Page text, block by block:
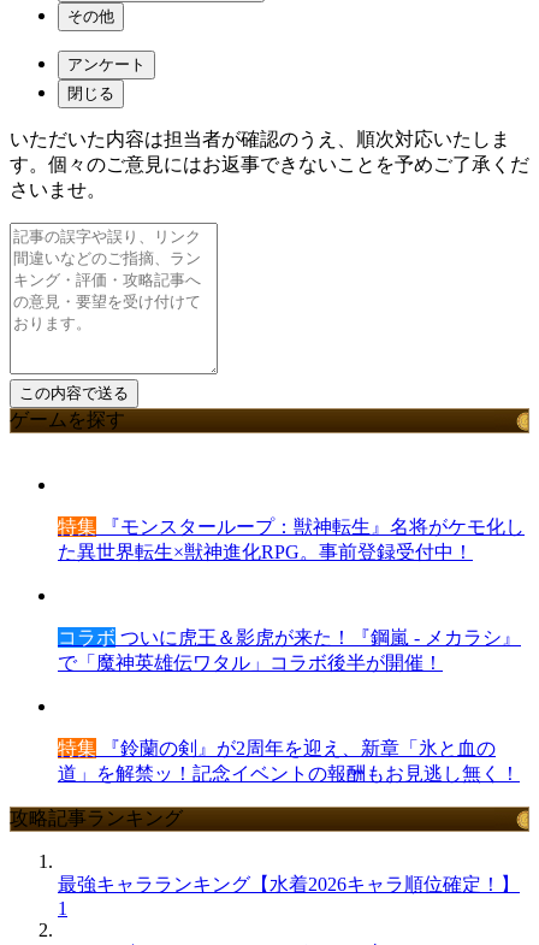
その他
アンケート
閉じる
いただいた内容は担当者が確認のうえ、順次対応いたしま
す。個々のご意見にはお返事できないことを予めご了承くだ
さいませ。
ゲームを探す
特集 『モンスターループ：獣神転生』名将がケモ化し
た異世界転生×獣神進化RPG。事前登録受付中！
コラボ ついに虎王＆影虎が来た！『鋼嵐 - メカラシ』
で「魔神英雄伝ワタル」コラボ後半が開催！
特集 『鈴蘭の剣』が2周年を迎え、新章「氷と血の
道」を解禁ッ！記念イベントの報酬もお見逃し無く！
攻略記事ランキング
最強キャラランキング【水着2026キャラ順位確定！】
1